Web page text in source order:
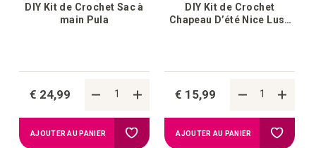
DIY Kit de Crochet Sac à
main Pula
€ 24,99
AJOUTER AU PANIER Ajouter
DIY Kit de Crochet
Chapeau D’été Nice Lush
€ 15,99
AJOUTER AU PANIER Ajouter